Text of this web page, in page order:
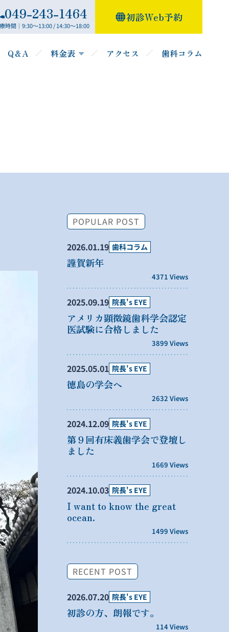
049-243-1464
時間｜9:30～13:00 / 14:30～18:00
初診Web予約
Q＆A 料金表 アクセス 歯科コラム
POPULAR POST
2026.01.19 歯科コラム
謹賀新年
4371 Views
2025.09.19 院長's EYE
アメリカ顕微鏡歯科学会認定
医試験に合格しました
3899 Views
2025.05.01 院長's EYE
徳島の学会へ
2632 Views
2024.12.09 院長's EYE
第９回有床義歯学会で登壇し
ました
1669 Views
2024.10.03 院長's EYE
I want to know the great
ocean.
1499 Views
RECENT POST
2026.07.20 院長's EYE
初診の方、朗報です。
114 Views